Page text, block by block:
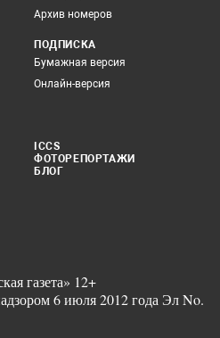
Архив номеров
ПОДПИСКА
Бумажная версия
Онлайн-версия
ICCS
ФОТОРЕПОРТАЖИ
БЛОГ
газета» 12+
6 июля 2012 года Эл No.